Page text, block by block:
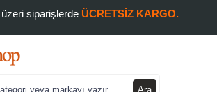
siparişlerde ÜCRETSİZ KARGO.
Ara